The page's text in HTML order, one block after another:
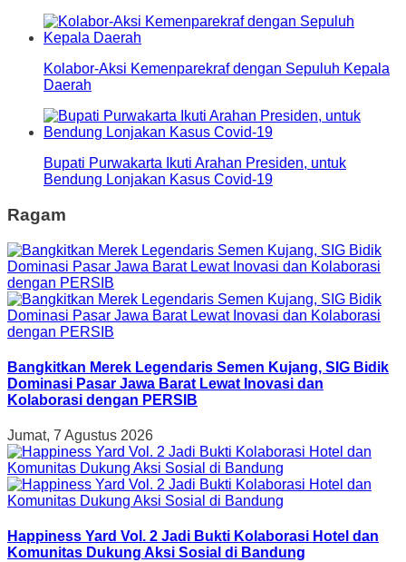
Kolabor-Aksi Kemenparekraf dengan Sepuluh Kepala
Daerah
Bupati Purwakarta Ikuti Arahan Presiden, untuk
Bendung Lonjakan Kasus Covid-19
Ragam
Bangkitkan Merek Legendaris Semen Kujang, SIG Bidik
Dominasi Pasar Jawa Barat Lewat Inovasi dan
Kolaborasi dengan PERSIB
Jumat, 7 Agustus 2026
Happiness Yard Vol. 2 Jadi Bukti Kolaborasi Hotel dan
Komunitas Dukung Aksi Sosial di Bandung